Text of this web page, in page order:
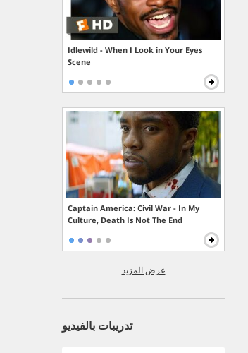
Idlewild - When I Look in Your Eyes
Scene
Captain America: Civil War - In My
Culture, Death Is Not The End
عرض المزيد
تدريبات بالفيديو